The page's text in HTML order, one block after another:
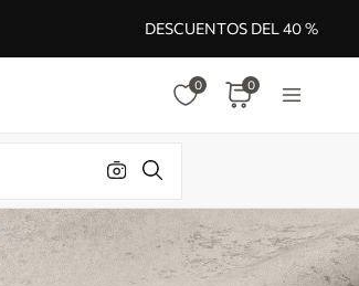
DESCUENTOS DEL 40 %
0 0